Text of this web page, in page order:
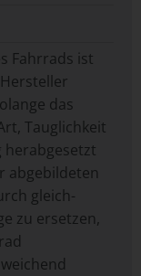
Fahrrads ist
das
Tauglichkeit
herabgesetzt
abgebildeten
gleich-
zu ersetzen,